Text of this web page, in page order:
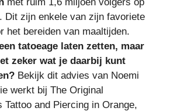
Dit zijn enkele van zijn favoriete
het bereiden van maaltijden.
tatoeage laten zetten, maar
zeker wat je daarbij kunt
Bekijk dit advies van Noemi
werkt bij The Original
Tattoo and Piercing in Orange,